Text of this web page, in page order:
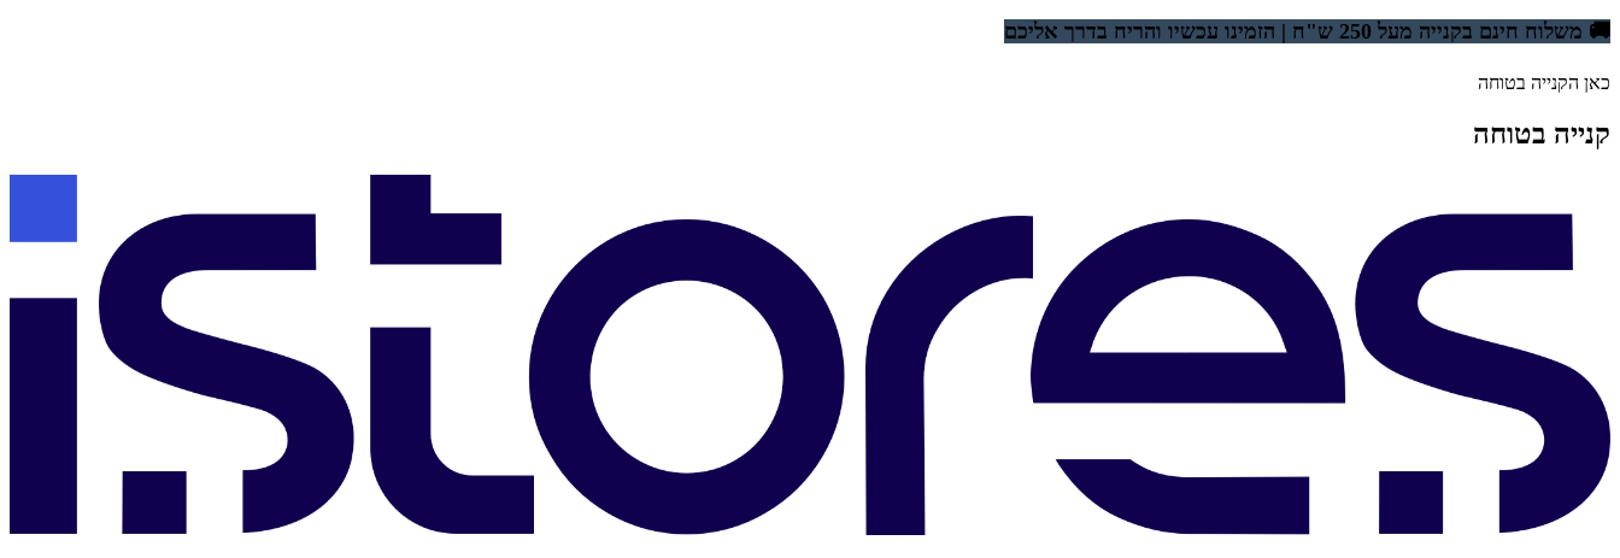
🚚 משלוח חינם בקנייה מעל 250 ש"ח | הזמינו עכשיו והריח בדרך אליכם
כאן הקנייה בטוחה
קנייה בטוחה